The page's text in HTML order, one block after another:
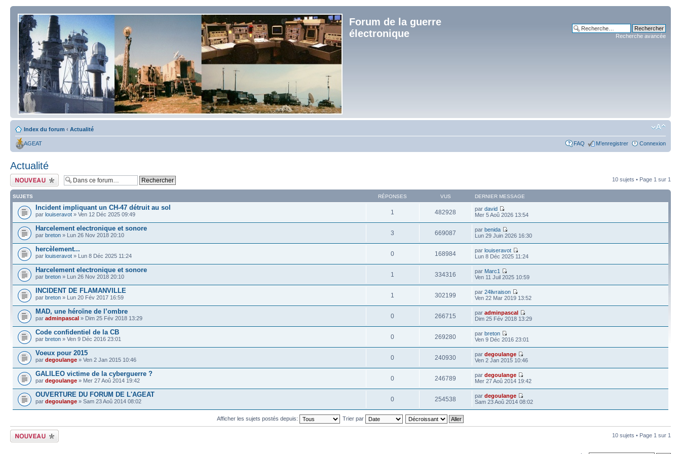
Forum de la guerre
électronique
Recherche avancée
Index du forum ‹ Actualité
AGEAT FAQ M’enregistrer Connexion
Actualité
Écrire un nouveau
sujet
10 sujets • Page 1 sur 1
SUJETS RÉPONSES VUS DERNIER MESSAGE
Incident impliquant un CH-47 détruit au sol
par louiseravot » Ven 12 Déc 2025 09:49 1 482928 pardavid
Mer 5 Aoû 2026 13:54
Harcelement electronique et sonore
par breton » Lun 26 Nov 2018 20:10 3 669087 parbenida
Lun 29 Juin 2026 16:30
hercèlement...
par louiseravot » Lun 8 Déc 2025 11:24 0 168984 parlouiseravot
Lun 8 Déc 2025 11:24
Harcelement electronique et sonore
par breton » Lun 26 Nov 2018 20:10 1 334316 par Marc1
Ven 11 Juil 2025 10:59
INCIDENT DE FLAMANVILLE
par breton » Lun 20 Fév 2017 16:59 1 302199 par24livraison
Ven 22 Mar 2019 13:52
MAD, une héroïne de l’ombre
par adminpascal » Dim 25 Fév 2018 13:29 0 266715 paradminpascal
Dim 25 Fév 2018 13:29
Code confidentiel de la CB
par breton » Ven 9 Déc 2016 23:01 0 269280 parbreton
Ven 9 Déc 2016 23:01
Voeux pour 2015
par degoulange » Ven 2 Jan 2015 10:46 0 240930 pardegoulange
Ven 2 Jan 2015 10:46
GALILEO victime de la cyberguerre ?
par degoulange » Mer 27 Aoû 2014 19:42 0 246789 pardegoulange
Mer 27 Aoû 2014 19:42
OUVERTURE DU FORUM DE L'AGEAT
par degoulange » Sam 23 Aoû 2014 08:02 0 254538 pardegoulange
Sam 23 Aoû 2014 08:02
Afficher les sujets postés depuis: Trier par
Écrire un nouveau
sujet
10 sujets • Page 1 sur 1